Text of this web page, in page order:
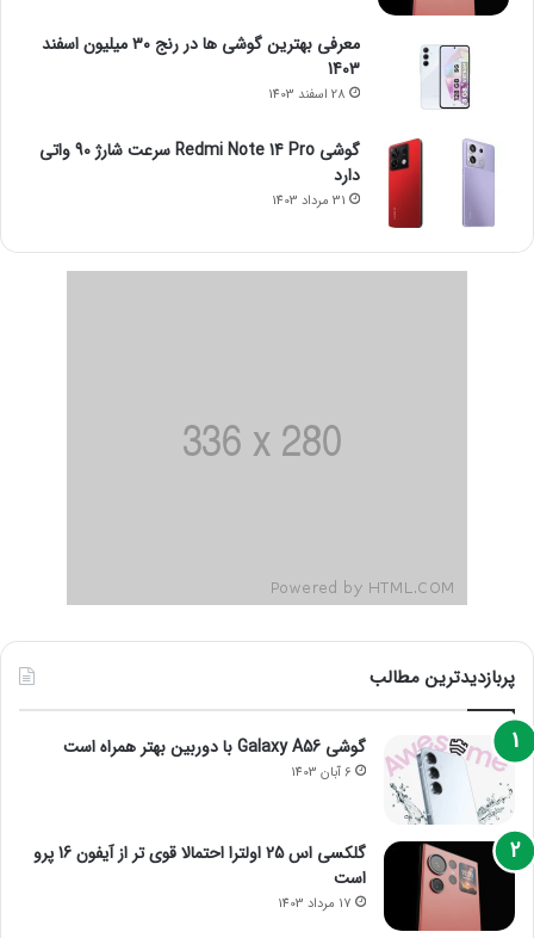
معرفی بهترین گوشی ها در رنج ۳۰ میلیون اسفند
1403
28 اسفند 1403
گوشی Redmi Note 14 Pro سرعت شارژ 90 واتی
دارد
31 مرداد 1403
پربازدیدترین مطالب
گوشی Galaxy A56 با دوربین بهتر همراه است
6 آبان 1403
گلکسی اس 25 اولترا احتمالا قوی تر از آیفون 16 پرو
است
17 مرداد 1403